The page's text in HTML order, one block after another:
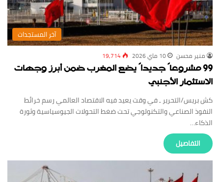
‏آخر المستجدات
منير محسن 10 ماي 2026 19,714
99 مشروعاً جديداً يضع المغرب ضمن أبرز وجهات
الاستثمار الأجنبي
كش بريس/التحرير ـ في وقت يعيد فيه الاقتصاد العالمي رسم خرائط
النفوذ الصناعي والتكنولوجي تحت ضغط التحولات الجيوسياسية وثورة
الذكاء…
‏التفاصيل